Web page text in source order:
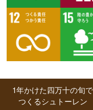
1年かけた四万十の旬で
つくるシュトーレン